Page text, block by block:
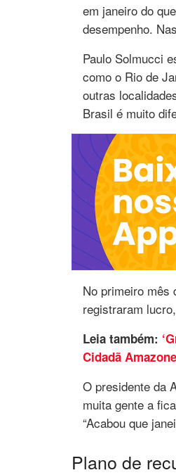
em janeiro do
desempenho.
Paulo Solmucci
como o Rio de
outras
Brasil é muito
No primeiro mês
registraram
Leia também:
Cidadã
O presidente da
muita gente a
“Acabou que
Plano de